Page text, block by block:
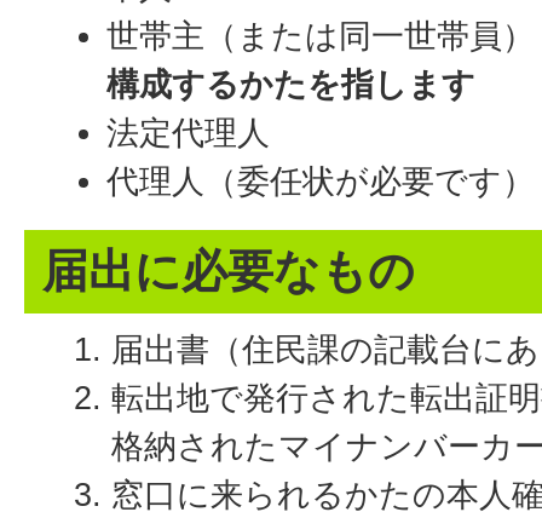
世帯主（または同一世帯員
構成するかたを指します
法定代理人
代理人（委任状が必要です）
届出に必要なもの
届出書（住民課の記載台に
転出地で発行された転出証
格納されたマイナンバーカ
窓口に来られるかたの本人